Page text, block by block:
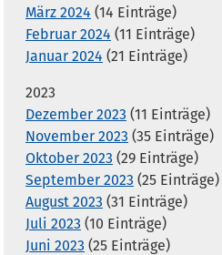
März 2024 (14 Einträge)
Februar 2024 (11 Einträge)
Januar 2024 (21 Einträge)
2023
Dezember 2023 (11 Einträge)
November 2023 (35 Einträge)
Oktober 2023 (29 Einträge)
September 2023 (25 Einträge)
August 2023 (31 Einträge)
Juli 2023 (10 Einträge)
Juni 2023 (25 Einträge)